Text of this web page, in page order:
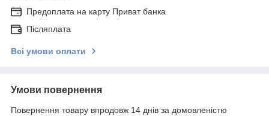
Предоплата на карту Приват банка
Післяплата
Всі умови оплати
Умови повернення
Повернення товару впродовж 14 днів за домовленістю